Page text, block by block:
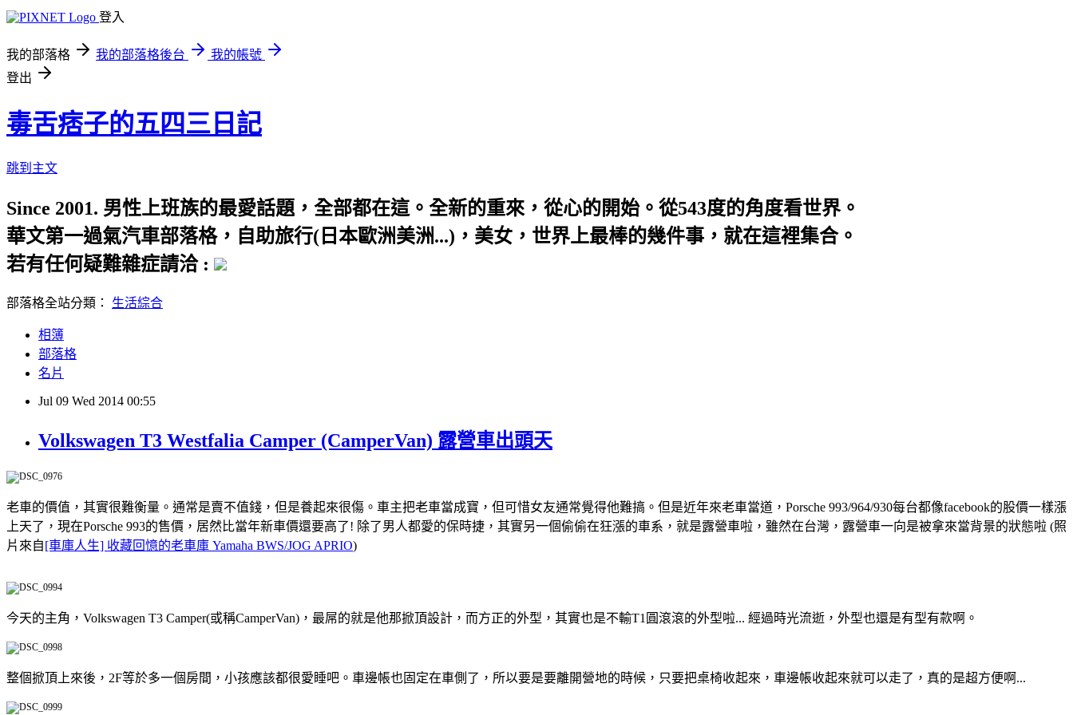
登入
我的部落格 我的部落格後台
我的帳號
登出
毒舌痞子的五四三日記
跳到主文
Since 2001. 男性上班族的最愛話題，全部都在這。全新的重來，從心的開始。從543度的角度看世界。
華文第一過氣汽車部落格，自助旅行(日本歐洲美洲...)，美女，世界上最棒的幾件事，就在這裡集合。
若有任何疑難雜症請洽 :
部落格全站分類： 生活綜合
相簿
部落格
名片
Jul 09 Wed 2014 00:55
Volkswagen T3 Westfalia Camper (CamperVan) 露營車出頭天
老車的價值，其實很難衡量。通常是賣不值錢，但是養起來很傷。車主把老車當成寶，但可惜女友通常覺得他難搞。但是近年來老車當道，Porsche 993/964/930每台都像facebook的股價一樣漲
上天了，現在Porsche 993的售價，居然比當年新車價還要高了! 除了男人都愛的保時捷，其實另一個偷偷在狂漲的車系，就是露營車啦，雖然在台灣，露營車一向是被拿來當背景的狀態啦 (照
片來自[車庫人生] 收藏回憶的老車庫 Yamaha BWS/JOG APRIO)
今天的主角，Volkswagen T3 Camper(或稱CamperVan)，最屌的就是他那掀頂設計，而方正的外型，其實也是不輸T1圓滾滾的外型啦... 經過時光流逝，外型也還是有型有款啊。
整個掀頂上來後，2F等於多一個房間，小孩應該都很愛睡吧。車邊帳也固定在車側了，所以要是要離開營地的時候，只要把桌椅收起來，車邊帳收起來就可以走了，真的是超方便啊...